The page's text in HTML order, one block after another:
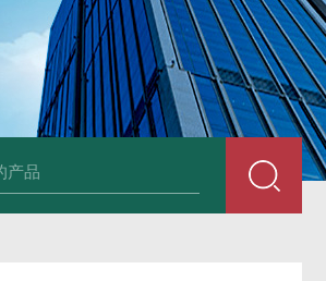
6500伺服电机 德国Bauüller b maXX